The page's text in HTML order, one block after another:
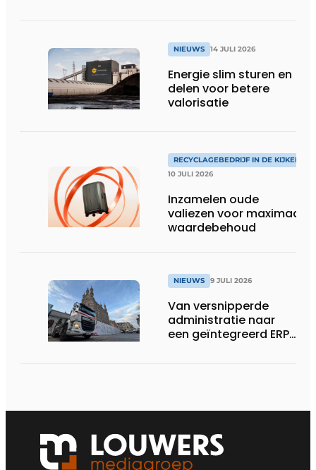
NIEUWS 14 JULI 2026
Energie slim sturen en
delen voor betere
valorisatie
RECYCLAGEBEDRIJF IN DE KIJKER
10 JULI 2026
Inzamelen oude
valiezen voor maximaal
waardebehoud
NIEUWS 9 JULI 2026
Van versnipperde
administratie naar
een geïntegreerd ERP-